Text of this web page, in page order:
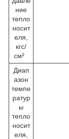
ние
тепло
носит
еля,
кгс/
см²
Диап
азон
темпе
ратур
ы
тепло
носит
еля,